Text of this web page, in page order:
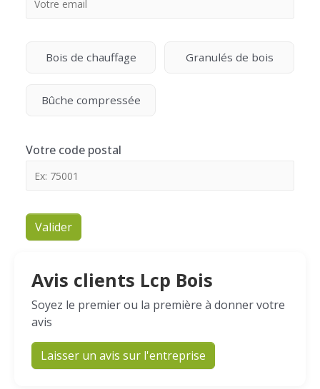
Bois de chauffage Granulés de bois
Bûche compressée
Votre code postal
Valider
Avis clients Lcp Bois
Soyez le premier ou la première à donner votre
avis
Laisser un avis sur l'entreprise